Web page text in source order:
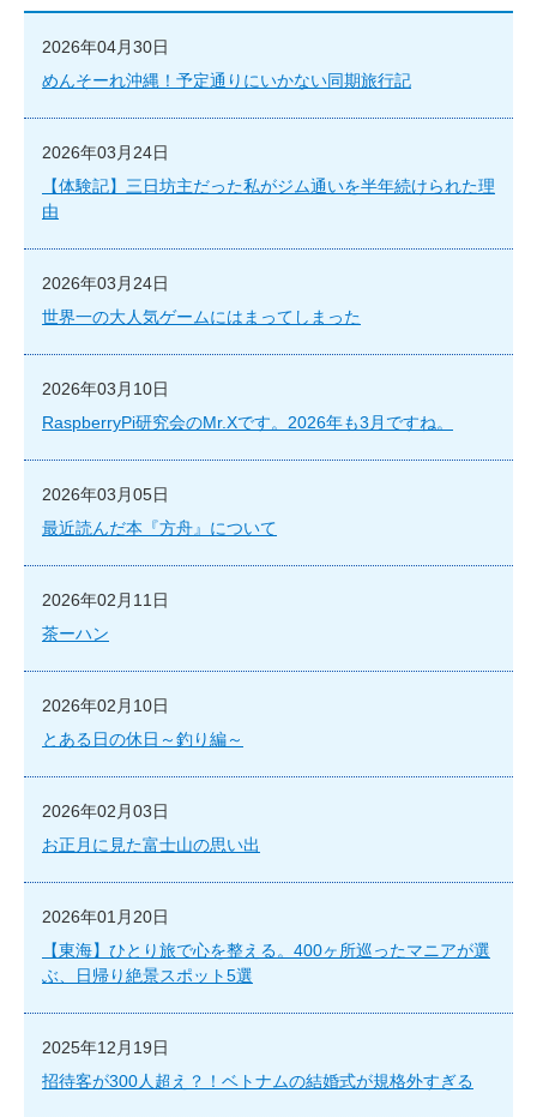
2026年04月30日
めんそーれ沖縄！予定通りにいかない同期旅行記
2026年03月24日
【体験記】三日坊主だった私がジム通いを半年続けられた理
由
2026年03月24日
世界一の大人気ゲームにはまってしまった
2026年03月10日
RaspberryPi研究会のMr.Xです。2026年も3月ですね。
2026年03月05日
最近読んだ本『方舟』について
2026年02月11日
茶ーハン
2026年02月10日
とある日の休日～釣り編～
2026年02月03日
お正月に見た富士山の思い出
2026年01月20日
【東海】ひとり旅で心を整える。400ヶ所巡ったマニアが選
ぶ、日帰り絶景スポット5選
2025年12月19日
招待客が300人超え？！ベトナムの結婚式が規格外すぎる